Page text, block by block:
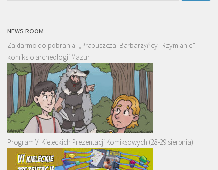
NEWS ROOM
Za darmo do pobrania: „Prapuszcza. Barbarzyńcy i Rzymianie” –
komiks o archeologii Mazur
Program VI Kieleckich Prezentacji Komiksowych (28-29 sierpnia)